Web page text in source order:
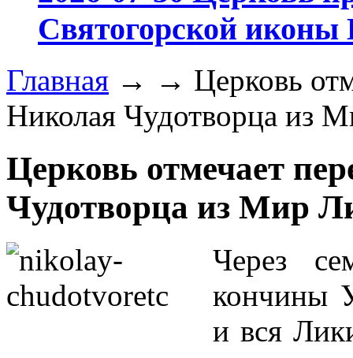
Святогорской
Главная → → Церковь
Николая Чудотворца из
Церковь отмечает
Чудотворца из Мир
Через
кончины
и вся